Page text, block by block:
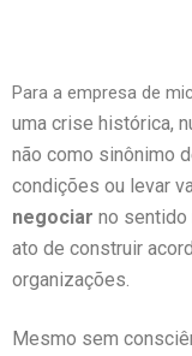
Para a empresa de
uma crise histórica,
não como sinônimo
condições ou levar
negociar no sentido
ato de construir
organizações.
Mesmo sem